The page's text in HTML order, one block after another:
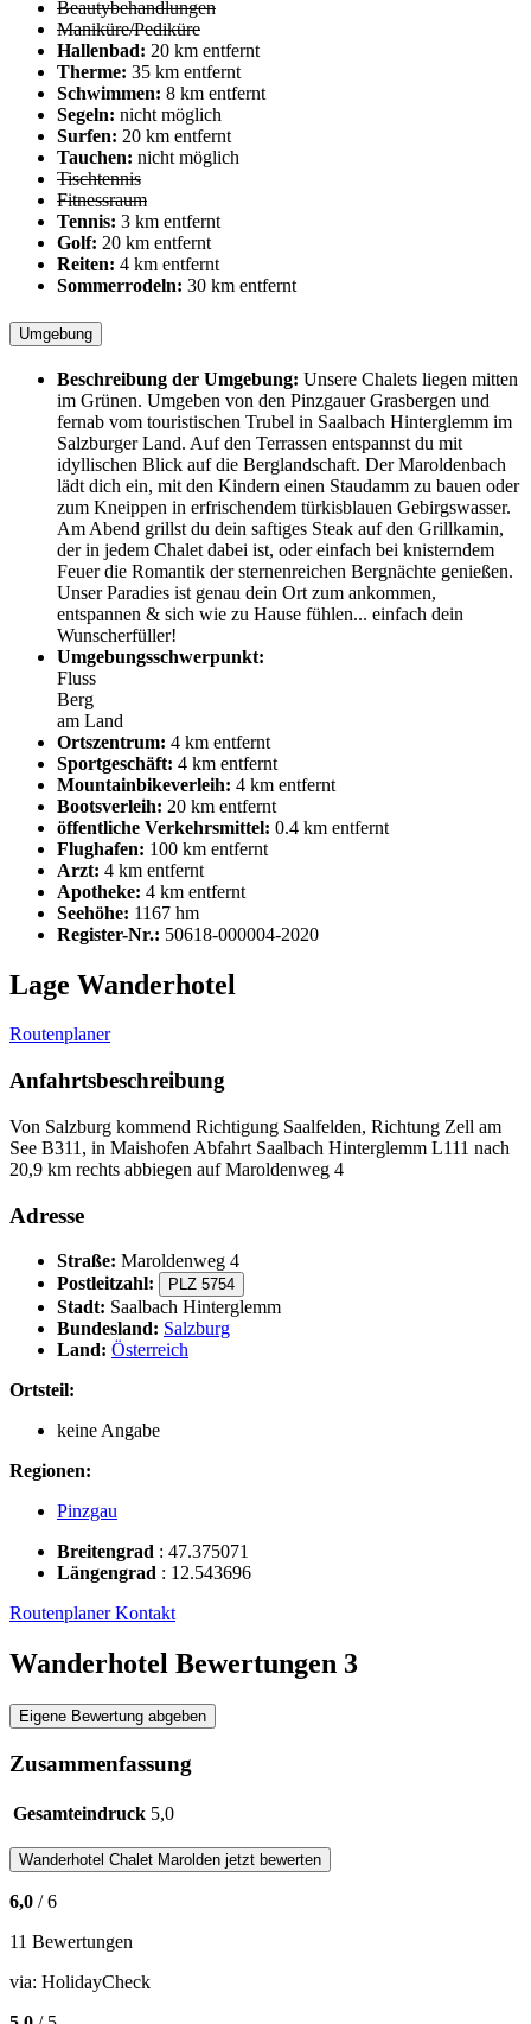
Beautybehandlungen
Maniküre/Pediküre
Hallenbad: 20 km entfernt
Therme: 35 km entfernt
Schwimmen: 8 km entfernt
Segeln: nicht möglich
Surfen: 20 km entfernt
Tauchen: nicht möglich
Tischtennis
Fitnessraum
Tennis: 3 km entfernt
Golf: 20 km entfernt
Reiten: 4 km entfernt
Sommerrodeln: 30 km entfernt
Umgebung
Beschreibung der Umgebung: Unsere Chalets liegen mitten
im Grünen. Umgeben von den Pinzgauer Grasbergen und
fernab vom touristischen Trubel in Saalbach Hinterglemm im
Salzburger Land. Auf den Terrassen entspannst du mit
idyllischen Blick auf die Berglandschaft. Der Maroldenbach
lädt dich ein, mit den Kindern einen Staudamm zu bauen oder
zum Kneippen in erfrischendem türkisblauen Gebirgswasser.
Am Abend grillst du dein saftiges Steak auf den Grillkamin,
der in jedem Chalet dabei ist, oder einfach bei knisterndem
Feuer die Romantik der sternenreichen Bergnächte genießen.
Unser Paradies ist genau dein Ort zum ankommen,
entspannen & sich wie zu Hause fühlen... einfach dein
Wunscherfüller!
Umgebungsschwerpunkt:
Fluss
Berg
am Land
Ortszentrum: 4 km entfernt
Sportgeschäft: 4 km entfernt
Mountainbikeverleih: 4 km entfernt
Bootsverleih: 20 km entfernt
öffentliche Verkehrsmittel: 0.4 km entfernt
Flughafen: 100 km entfernt
Arzt: 4 km entfernt
Apotheke: 4 km entfernt
Seehöhe: 1167 hm
Register-Nr.: 50618-000004-2020
Lage Wanderhotel
Routenplaner
Anfahrtsbeschreibung
Von Salzburg kommend Richtigung Saalfelden, Richtung Zell am
See B311, in Maishofen Abfahrt Saalbach Hinterglemm L111 nach
20,9 km rechts abbiegen auf Maroldenweg 4
Adresse
Straße: Maroldenweg 4
Postleitzahl:
PLZ 5754
Stadt: Saalbach Hinterglemm
Bundesland: Salzburg
Land: Österreich
Ortsteil:
keine Angabe
Regionen:
Pinzgau
Breitengrad : 47.375071
Längengrad : 12.543696
RoutenplanerKontakt
Wanderhotel Bewertungen 3
Eigene Bewertung abgeben
Zusammenfassung
Gesamteindruck 5,0
Wanderhotel Chalet Marolden jetzt bewerten
6,0 / 6
11 Bewertungen
via: HolidayCheck